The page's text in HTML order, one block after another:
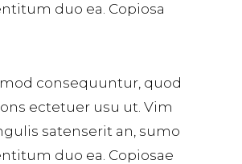
duo ea. Copiosa
consequuntur, quod
ectetuer usu ut. Vim
satenserit an, sumo
duo ea. Copiosae